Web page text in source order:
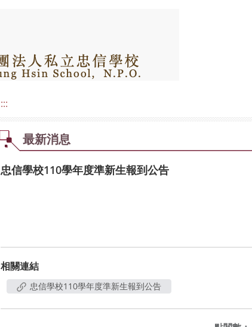
:::
最新消息
忠信學校110學年度準新生報到公告
相關連結
忠信學校110學年度準新生報到公告